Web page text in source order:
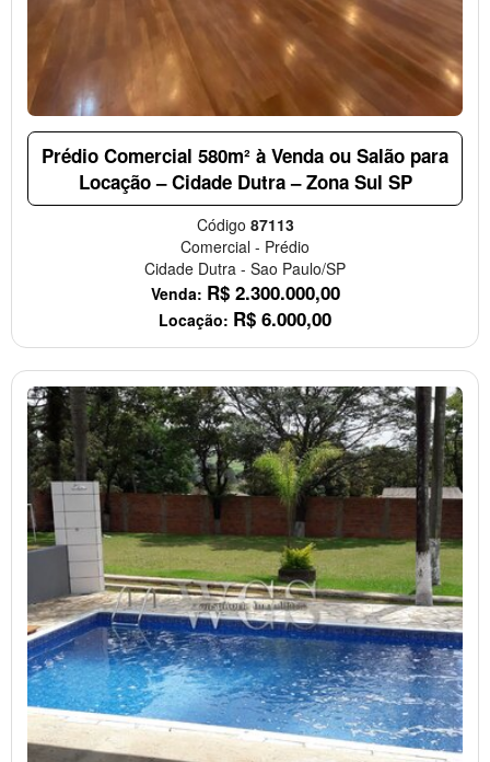
Prédio Comercial 580m² à Venda ou Salão para
Locação – Cidade Dutra – Zona Sul SP
Código 87113
Comercial - Prédio
Cidade Dutra - Sao Paulo/SP
Venda: R$ 2.300.000,00
Locação: R$ 6.000,00